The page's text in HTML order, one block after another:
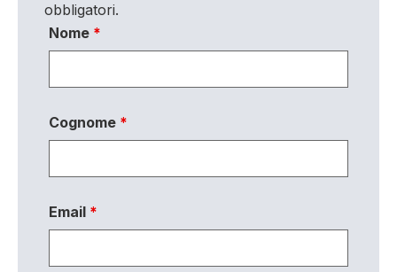
obbligatori.
Nome *
Cognome *
Email *